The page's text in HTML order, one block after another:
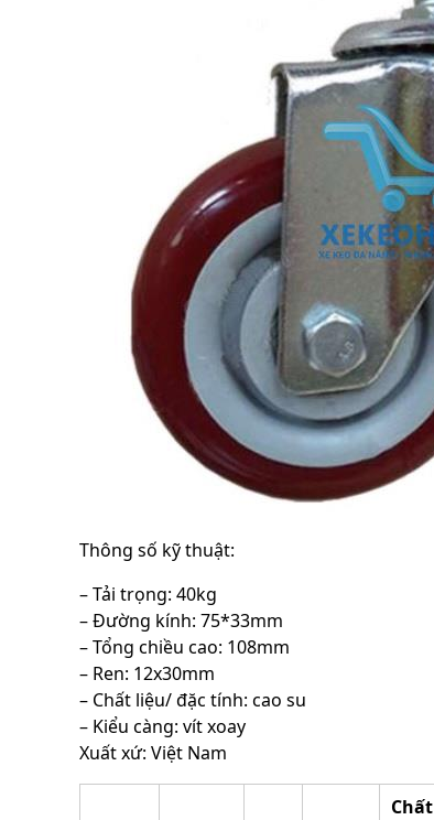
Thông số kỹ thuật:
– Tải trọng: 40kg
– Đường kính: 75*33mm
– Tổng chiều cao: 108mm
– Ren: 12x30mm
– Chất liệu/ đặc tính: cao su
– Kiểu càng: vít xoay
Xuất xứ: Việt Nam
Chất